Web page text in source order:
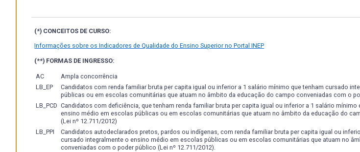
(*) CONCEITOS DE CURSO:
Informações sobre os Indicadores de Qualidade do Ensino Superior no Portal INEP
(**) FORMAS DE INGRESSO:
AC
Ampla concorrência
LB_EP
Candidatos com renda familiar bruta per capita igual ou inferior a 1 salário mínimo que tenham cursado
públicas ou em escolas comunitárias que atuam no âmbito da educação do campo conveniadas com o
LB_PCD Candidatos com deficiência, que tenham renda familiar bruta per capita igual ou inferior a 1 salário mínimo
ensino médio em escolas públicas ou em escolas comunitárias que atuam no âmbito da educação do
(Lei nº 12.711/2012)
LB_PPI
Candidatos autodeclarados pretos, pardos ou indígenas, com renda familiar bruta per capita igual ou
cursado integralmente o ensino médio em escolas públicas ou em escolas comunitárias que atuam no
conveniadas com o poder público (Lei nº 12.711/2012).